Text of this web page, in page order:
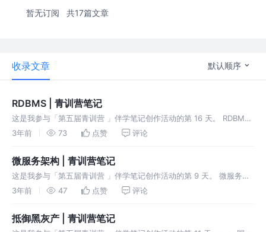
暂无订阅 共17篇文章
收录文章 默认顺序
RDBMS | 青训营笔记
这是我参与「第五届青训营 」伴学笔记创作活动的第 16 天。 RDBMS
事务 ACID RDBMS 事务：是由一组SQL语句组成的一个程序执行单
3年前 73 点赞 评论
微服务架构 | 青训营笔记
这是我参与「第五届青训营 」伴学笔记创作活动的第 9 天。 微服务架
构基本概念 服务 一组具有相同逻辑的运行实体。 实例 一个服务中，每
3年前 47 点赞 评论
抵御黑灰产 | 青训营笔记